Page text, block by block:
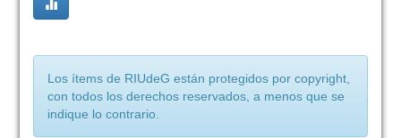
Los ítems de RIUdeG están protegidos por copyright,
con todos los derechos reservados, a menos que se
indique lo contrario.